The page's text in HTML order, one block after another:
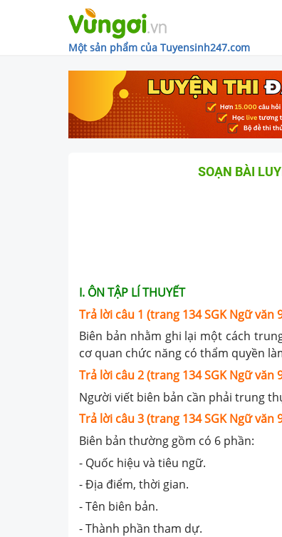
Một sản phẩm của Tuyensinh247.com
SOẠN BÀI
I. ÔN TẬP LÍ THUYẾT
Trả lời câu 1 (trang 134 SGK Ngữ văn
Biên bản nhằm ghi lại một cách
cơ quan chức năng có thẩm quyền
Trả lời câu 2 (trang 134 SGK Ngữ văn
Người viết biên bản cần phải trung
Trả lời câu 3 (trang 134 SGK Ngữ văn
Biên bản thường gồm có 6 phần:
- Quốc hiệu và tiêu ngữ.
- Địa điểm, thời gian.
- Tên biên bản.
- Thành phần tham dự.